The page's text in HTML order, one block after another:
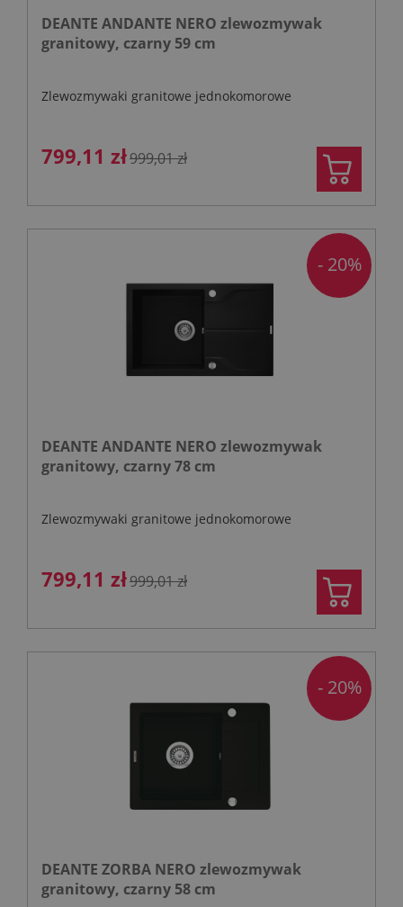
DEANTE ANDANTE NERO zlewozmywak
granitowy, czarny 59 cm
Zlewozmywaki granitowe jednokomorowe
799,11 zł999,01 zł
DEANTE ANDANTE NERO zlewozmywak
granitowy, czarny 78 cm
Zlewozmywaki granitowe jednokomorowe
799,11 zł999,01 zł
- 20%
DEANTE ZORBA NERO zlewozmywak
granitowy, czarny 58 cm
- 20%